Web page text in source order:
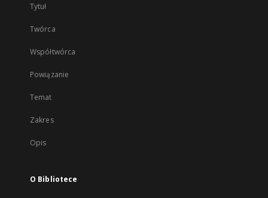
Tytuł
Twórca
Współtwórca
Powiązanie
Temat
Zakres
Opis
O Bibliotece